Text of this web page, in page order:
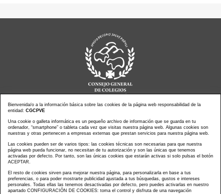
Noticias actualidad
Agenda de Actos
Revistas
PressClip
Multimedias
Contacto
Aviso Legal
Política Privacidad
Política Cookies
Bienvenida/o a la información básica sobre las cookies de la página web responsabilidad de la
entidad: CGCPVE
Una cookie o galleta informática es un pequeño archivo de información que se guarda en tu
ordenador, “smartphone” o tableta cada vez que visitas nuestra página web. Algunas cookies son
nuestras y otras pertenecen a empresas externas que prestan servicios para nuestra página web.
Las cookies pueden ser de varios tipos: las cookies técnicas son necesarias para que nuestra
página web pueda funcionar, no necesitan de tu autorización y son las únicas que tenemos
activadas por defecto. Por tanto, son las únicas cookies que estarán activas si solo pulsas el botón
ACEPTAR.
El resto de cookies sirven para mejorar nuestra página, para personalizarla en base a tus
preferencias, o para poder mostrarte publicidad ajustada a tus búsquedas, gustos e intereses
personales. Todas ellas las tenemos desactivadas por defecto, pero puedes activarlas en nuestro
apartado CONFIGURACIÓN DE COOKIES: toma el control y disfruta de una navegación